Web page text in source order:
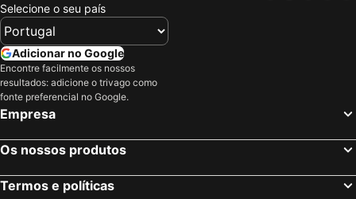
Selecione o seu país
Adicionar no Google
Encontre facilmente os nossos
resultados: adicione o trivago como
fonte preferencial no Google.
Empresa
Os nossos produtos
Termos e políticas